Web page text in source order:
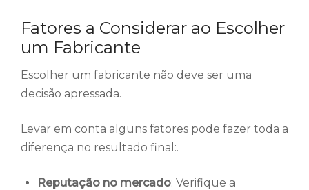
Fatores a Considerar ao Escolher
um Fabricante
Escolher um fabricante não deve ser uma
decisão apressada.
Levar em conta alguns fatores pode fazer toda a
diferença no resultado final:.
Reputação no mercado: Verifique a